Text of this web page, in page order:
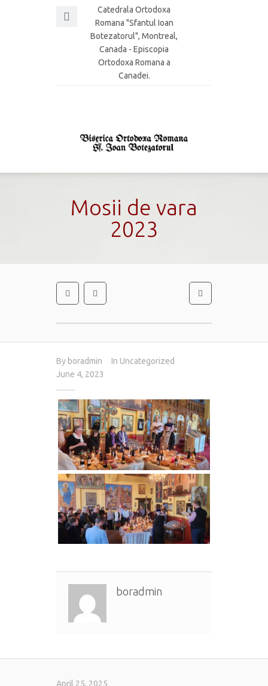
Catedrala Ortodoxa
Romana "Sfantul Ioan
Botezatorul", Montreal,
Canada - Episcopia
Ortodoxa Romana a
Canadei.
Mosii de vara
2023
By boradmin In Uncategorized
June 4, 2023
boradmin
April 25, 2025